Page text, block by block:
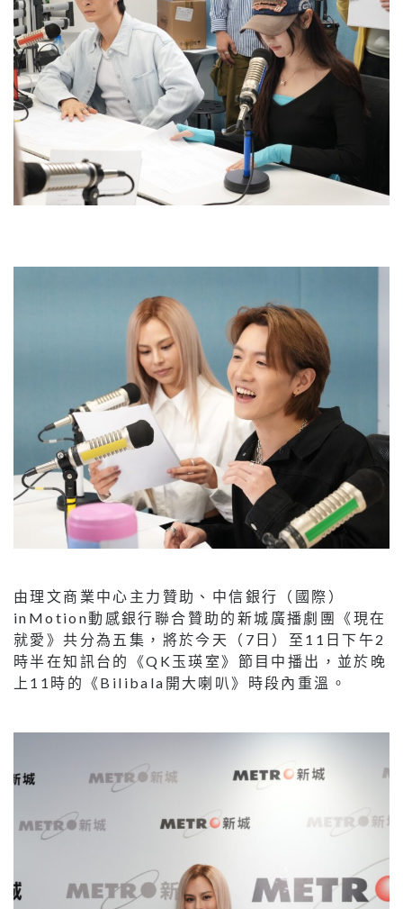
由理文商業中心主力贊助、中信銀行（國際）
inMotion動感銀行聯合贊助的新城廣播劇團《現在
就愛》共分為五集，將於今天（7日）至11日下午2
時半在知訊台的《QK玉瑛室》節目中播出，並於晚
上11時的《Bilibala開大喇叭》時段內重溫。